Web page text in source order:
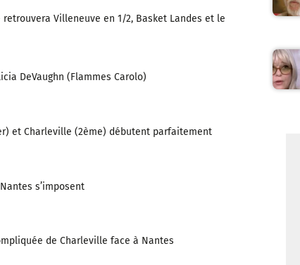
retrouvera Villeneuve en 1/2, Basket Landes et le
DeVaughn (Flammes Carolo)
et Charleville (2ème) débutent parfaitement
s’imposent
de Charleville face à Nantes